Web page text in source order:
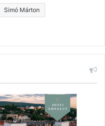
Simó Márton